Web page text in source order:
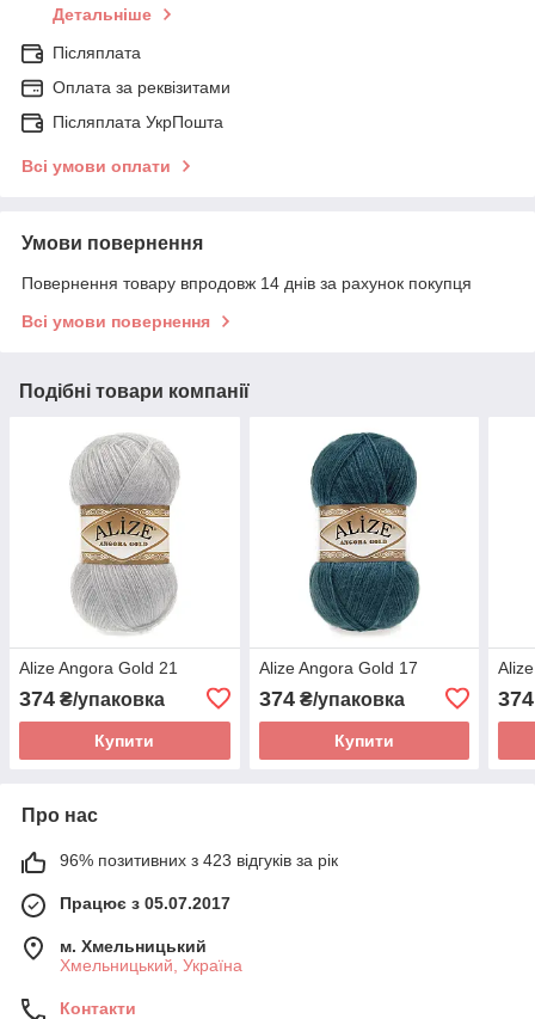
Детальніше
Післяплата
Оплата за реквізитами
Післяплата УкрПошта
Всі умови оплати
Умови повернення
Повернення товару впродовж 14 днів за рахунок покупця
Всі умови повернення
Подібні товари компанії
Alize Angora Gold 21
374 ₴/упаковка
Купити
Alize Angora Gold 17
374₴/упаковка
Купити
374
Про нас
96% позитивних з 423 відгуків за рік
Працює з 05.07.2017
м. Хмельницький
Хмельницький, Україна
Контакти